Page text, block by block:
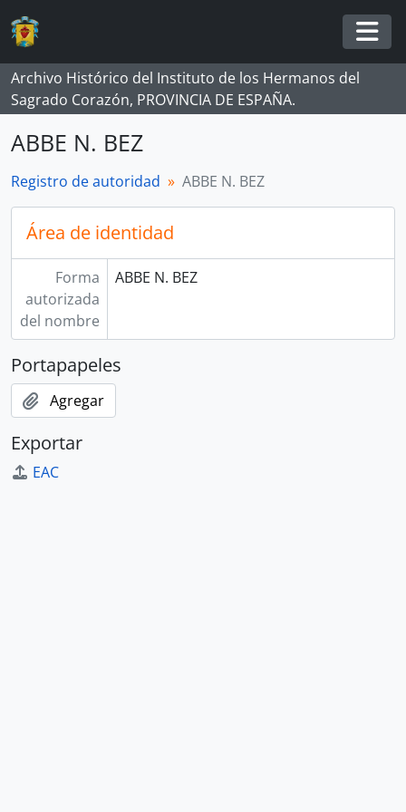
Skip to main content
Archivo Histórico del Instituto de los Hermanos del
Sagrado Corazón, PROVINCIA DE ESPAÑA.
ABBE N. BEZ
Registro de autoridad ABBE N. BEZ
Área de identidad
Forma
autorizada
del nombre
ABBE N. BEZ
Portapapeles
Agregar
Exportar
EAC